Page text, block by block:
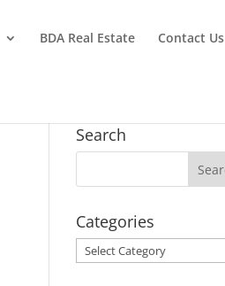
BDA Real Estate Contact Us
Search
Categories
Categories